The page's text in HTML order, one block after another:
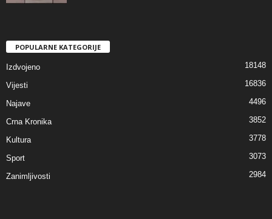
POPULARNE KATEGORIJE
Izdvojeno 18148
Vijesti 16836
Najave 4496
Crna Kronika 3852
Kultura 3778
Sport 3073
Zanimljivosti 2984